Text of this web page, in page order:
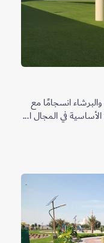
انسجامًا مع
في المجال ا...